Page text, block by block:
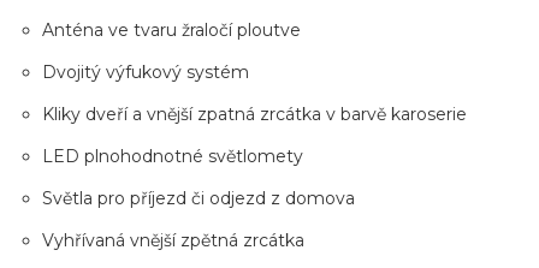
Anténa ve tvaru žraločí ploutve
Dvojitý výfukový systém
Kliky dveří a vnější zpatná zrcátka v barvě karoserie
LED plnohodnotné světlomety
Světla pro příjezd či odjezd z domova
Vyhřívaná vnější zpětná zrcátka